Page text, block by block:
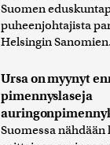
Suomen
puheenjohtajista
Helsingin
Ursa on myynyt
pimennyslaseja
Suomessa